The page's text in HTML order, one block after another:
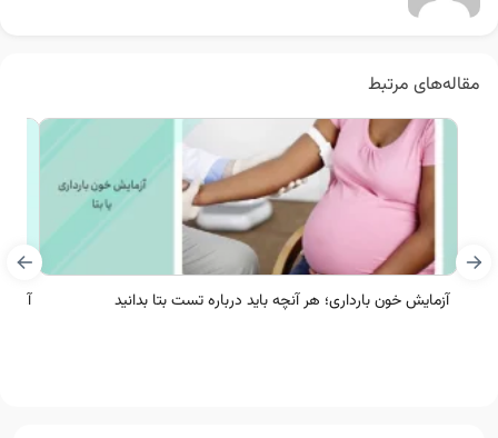
مقاله‌های مرتبط
آزمایش خون بارداری؛ هر آنچه باید درباره تست بتا بدانید